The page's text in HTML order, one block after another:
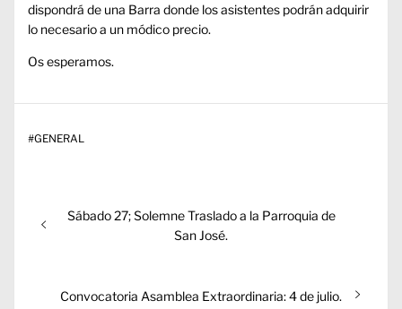
dispondrá de una Barra donde los asistentes podrán adquirir
lo necesario a un módico precio.
Os esperamos.
#GENERAL
de
Entrada
Sábado 27; Solemne Traslado a la Parroquia de
San José.
Entrada
Convocatoria Asamblea Extraordinaria: 4 de julio.